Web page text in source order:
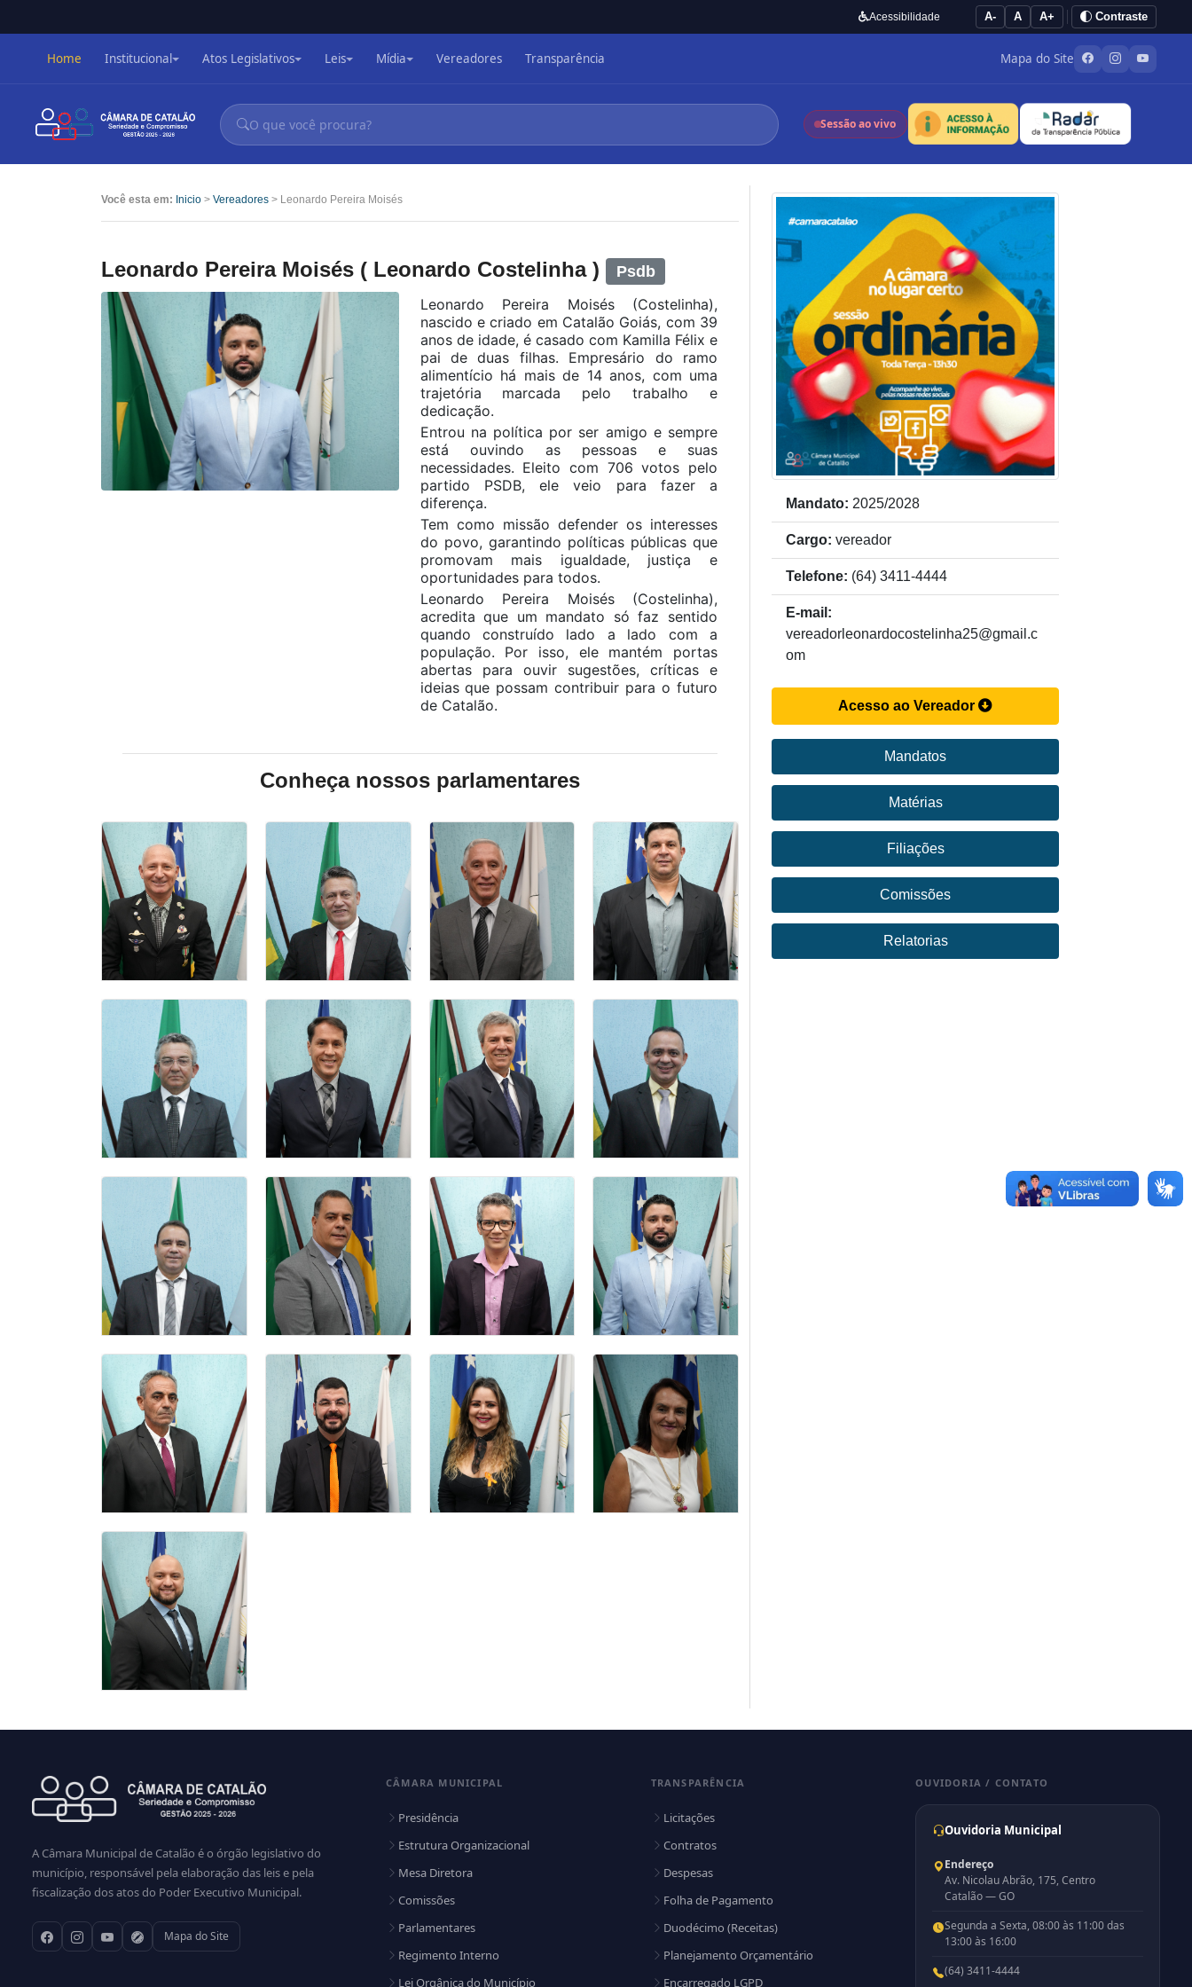
Acessibilidade A- A A+ Contraste
Home Institucional Atos Legislativos Leis Mídia Vereadores Transparência Mapa do Site
Sessão ao vivo
Você esta em: Inicio > Vereadores > Leonardo Pereira Moisés
Leonardo Pereira Moisés ( Leonardo Costelinha )
Psdb
Leonardo Pereira Moisés (Costelinha),
nascido e criado em Catalão Goiás, com 39
anos de idade, é casado com Kamilla Félix e
pai de duas filhas. Empresário do ramo
alimentício há mais de 14 anos, com uma
trajetória marcada pelo trabalho e
dedicação.
Entrou na política por ser amigo e sempre
está ouvindo as pessoas e suas
necessidades. Eleito com 706 votos pelo
partido PSDB, ele veio para fazer a
diferença.
Tem como missão defender os interesses
do povo, garantindo políticas públicas que
promovam mais igualdade, justiça e
oportunidades para todos.
Leonardo Pereira Moisés (Costelinha),
acredita que um mandato só faz sentido
quando construído lado a lado com a
população. Por isso, ele mantém portas
abertas para ouvir sugestões, críticas e
ideias que possam contribuir para o futuro
de Catalão.
Conheça nossos parlamentares
ANÍSIO
PEREIRA
2 Secretario
CLÁUDIO SILVA
LIMA
vereador
CLEUBER
JOSÉ VAZ
vereador
DANIEL NUNES
FREIRE
1º Secretário
DEUSMAR
BARBOSA DA
ROCHA
Vereador(a)
GILBERTO
BARBOSA DE
ANDRADE
vereador
GILMAR
ANTÔNIO NETO
Lider do Prefeito
HELSON
BARBOSA DE
SOUZA
Vereador(a)
IDELVAN
EVANGELISTA
DO
NASCIMENTO
Vice- Presidente
JAIR
HUMBERTO DA
SILVA
Presidente da Câmara
Municipal de Catalão
KELIS LUIZ DA
SILVA
vereadora
LEONARDO
PEREIRA
MOISÉS
vereador
LUIZ SOCORRO
MOREIRA
Vereador(a)
MESQUITA
vereador
Mandato: 2025/2028
Cargo: vereador
Telefone: (64) 3411-4444
E-mail:
vereadorleonardocostelinha25@gmail.c
om
Acesso ao Vereador
Mandatos
Matérias
Filiações
Comissões
Relatorias
A Câmara Municipal de Catalão é o órgão legislativo do
município, responsável pela elaboração das leis e pela
fiscalização dos atos do Poder Executivo Municipal.
Mapa do Site
CÂMARA MUNICIPAL
Presidência
Estrutura Organizacional
Mesa Diretora
Comissões
Parlamentares
Regimento Interno
Lei Orgânica do Município
TRANSPARÊNCIA
Licitações
Contratos
Despesas
Folha de Pagamento
Duodécimo (Receitas)
Planejamento Orçamentário
Encarregado LGPD
OUVIDORIA / CONTATO
Ouvidoria Municipal
Endereço
Av. Nicolau Abrão, 175, Centro
Catalão — GO
Segunda a Sexta, 08:00 às 11:00 das
13:00 às 16:00
(64) 3411-4444